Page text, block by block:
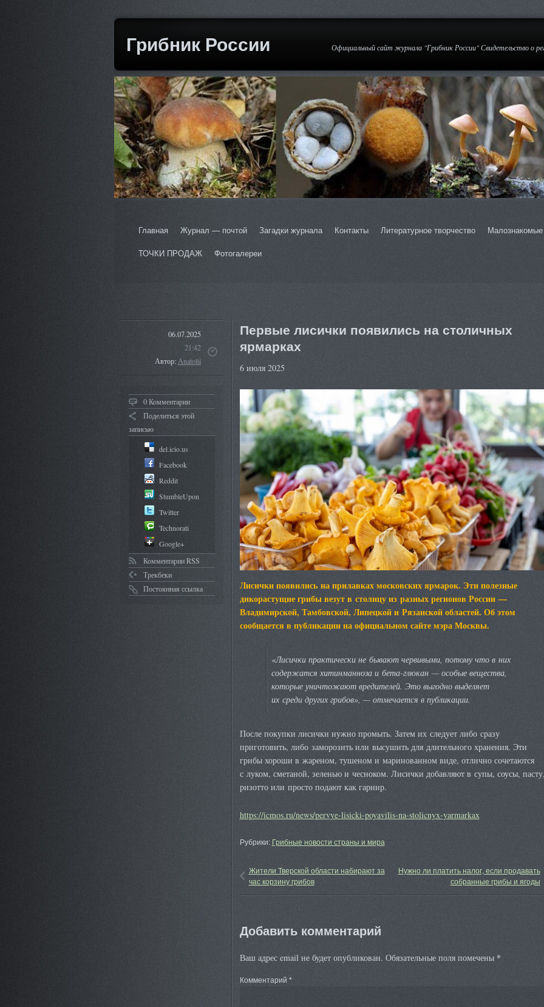
Грибник России Официальный сайт журнала "Грибник России" Свидетельство о
Главная Журнал — почтой Загадки журнала Контакты Литературное творчество
ТОЧКИ ПРОДАЖ
Фотогалереи
06.07.2025
21:42
Автор:Anatolii
0 Комментарии
Поделиться этой
записью
del.icio.us
Facebook
Reddit
StumbleUpon
Twitter
Technorati
Google+
Комментарии RSS
Трекбеки
Постоянная ссылка
Первые лисички появились на столичных
ярмарках
6 июля 2025
Лисички появились на прилавках московских ярмарок. Эти полезные
дикорастущие грибы везут в столицу из разных регионов России —
Владимирской, Тамбовской, Липецкой и Рязанской областей. Об этом
сообщается в публикации на официальном сайте мэра Москвы.
«Лисички практически не бывают червивыми, потому что в них
содержатся хитинманноза и бета-глюкан — особые вещества,
которые уничтожают вредителей. Это выгодно выделяет
их среди других грибов», — отмечается в публикации.
После покупки лисички нужно промыть. Затем их следует либо сразу
приготовить, либо заморозить или высушить для длительного хранения. Эти
грибы хороши в жареном, тушеном и маринованном виде, отлично сочетаются
с луком, сметаной, зеленью и чесноком. Лисички добавляют в супы, соусы,
ризотто или просто подают как гарнир.
https://icmos.ru/news/pervye-lisicki-poyavilis-na-stolicnyx-yarmarkax
Рубрики: Грибные новости страны и мира
Жители Тверской области набирают за
час корзину грибов
Нужно ли платить налог, если продавать
собранные грибы и ягоды
Добавить комментарий
Ваш адрес email не будет опубликован. Обязательные поля помечены *
Комментарий *